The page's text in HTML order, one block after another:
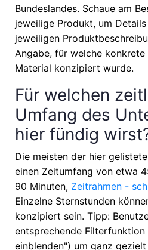
Bundeslandes. Schaue am
jeweilige Produkt, um
jeweiligen
Angabe, für welche
Material konzipiert wurde.
Für welchen
Umfang des
hier fündig
Die meisten der hier
einen Zeitumfang von etwa
90 Minuten, Zeitrahmen -
Einzelne Sternstunden
konzipiert sein. Tipp:
entsprechende
einblenden") um ganz gezielt